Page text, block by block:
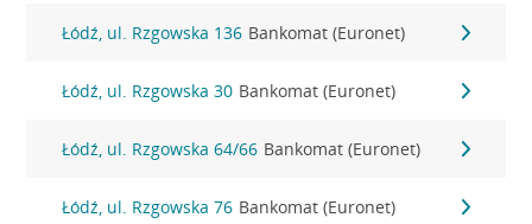
Łódź, ul. Rzgowska 136 Bankomat (Euronet)
Łódź, ul. Rzgowska 30 Bankomat (Euronet)
Łódź, ul. Rzgowska 64/66 Bankomat (Euronet)
Łódź, ul. Rzgowska 76 Bankomat (Euronet)